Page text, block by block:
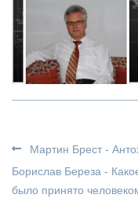
Мартин Брест -
Борислав Береза -
было принято